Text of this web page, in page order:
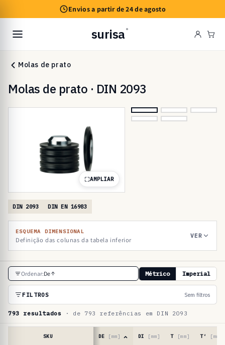
conteúdo
Envios a partir de 24 de agosto
surisa ®
Molas de prato
Molas de prato · DIN 2093
AMPLIAR
DIN 2093 DIN EN 16983
ESQUEMA DIMENSIONAL
Definição das colunas da tabela inferior
VER
T
a
e
l
Ordenar:De Métrico Imperial
FILTROS Sem filtros
793 resultados · de 793 referências em DIN 2093
SKU DE [mm] DI [mm] T [mm] T′ [mm]